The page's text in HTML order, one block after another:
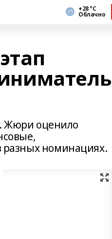
+28 °С
Облачно
Жюри оценило
разных номинациях.